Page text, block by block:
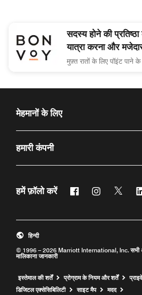
सदस्य होने की
यात्रा करना और
है
मेहमानों के लिए
हमारी कंपनी
हमें फ़ॉलो करें फेसबुक इंस्टाग्राम ट्विटर
© 1996 – 2026 Marriott International, Inc. सभी
मालिकाना जानकारी
हिन्दी
इस्तेमाल की शर्तें प्रोग्राम के नियम और शर्तें
डिजिटल एक्सेसिबिलिटी
साइट मैप मदद